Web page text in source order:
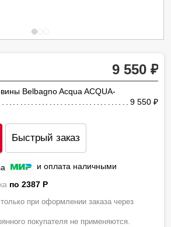
9 550
Belbagno Acqua ACQUA-
9 550
Быстрый заказ
и оплата наличными
по 2387 P
при оформлении заказа через
покупателя не применяются.